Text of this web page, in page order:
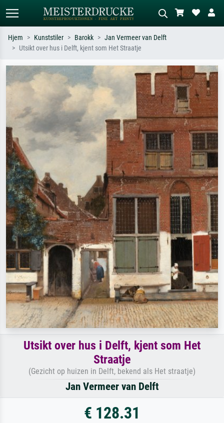
Søk etter kunstner, tittel eller stil – for
eksempel Monet, Stjernenatt,
impresjonisme, Hokusai-bølgen, akt.
Beskriv scenen – for eksempel grønn
eng, abstrakt med mye rødt, mørkt
oljemaleri, stående akt ved et tre.
Hjem Kunststiler Barokk
Jan Vermeer van Delft
Utsikt over hus i Delft, kjent som Het Straatje
Utsikt over hus i Delft, kjent som Het
Straatje
(Gezicht op huizen in Delft, bekend als Het straatje)
Jan Vermeer van Delft
€ 128.31